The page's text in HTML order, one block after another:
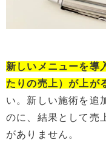
新しいメニューを導
たりの売上）が上が
い。新しい施術を追
のに、結果として売
がありません。